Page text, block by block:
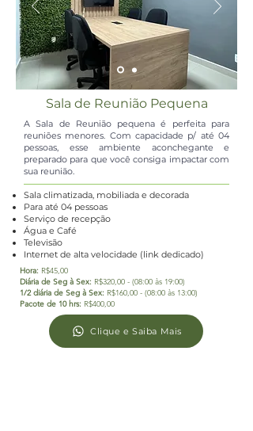
Hora: R$45,00
Diária de Seg à Sex: R$320,00 - (08:00 às 19:00)
1/2 diária de Seg à Sex: R$160,00 - (08:00 às 13:00)
Pacote de 10 hrs: R$400,00
Sala de Reunião Pequena
A Sala de Reunião pequena é perfeita para
reuniões menores. Com capacidade p/ até 04
pessoas, esse ambiente aconchegante e
preparado para que você consiga impactar com
sua reunião.
Sala climatizada, mobiliada e decorada
Para até 04 pessoas
​Serviço de recepção
Água e Café
Televisão
Internet de alta velocidade (link dedicado)
Clique e Saiba Mais